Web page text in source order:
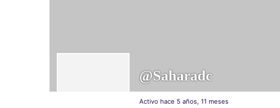
@saharadc
Activo hace 5 años, 11 meses